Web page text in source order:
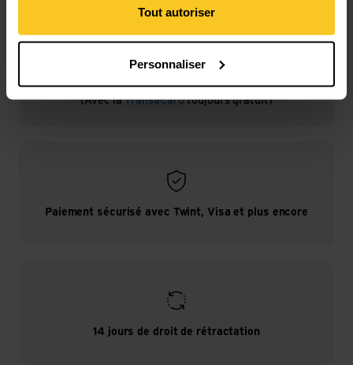
Tout autoriser
Personnaliser
Livraison gratuite à partir de CHF 99
(Avec laTransaCardtoujours gratuit)
Paiement sécurisé avec Twint, Visa et plus encore
14 jours de droit de rétractation